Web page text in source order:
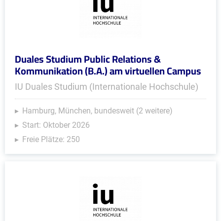
Duales Studium Public Relations &
Kommunikation (B.A.) am virtuellen Campus
IU Duales Studium (Internationale Hochschule)
Hamburg, München, bundesweit (2 weitere)
Start: Oktober 2026
Freie Plätze: 250